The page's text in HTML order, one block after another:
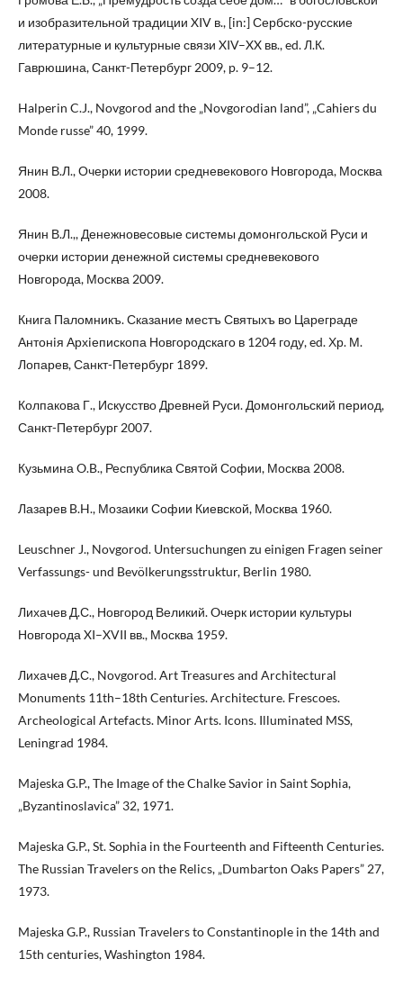
и изобразительной традиции XIV в., [in:] Сербско-русские
литературные и культурные связи XIV–XX вв., ed. Л.К.
Гаврюшина, Санкт-Петербург 2009, p. 9–12.
Halperin C.J., Novgorod and the „Novgorodian land”, „Cahiers du
Monde russe” 40, 1999.
Янин В.Л., Очерки истории средневекового Новгорода, Москва
2008.
Янин В.Л.,, Денежновесовые системы домонгольской Руси и
очерки истории денежной системы средневекового
Новгорода, Москва 2009.
Книга Паломникъ. Сказание местъ Святыхъ во Цареграде
Антонiя Архiепископа Новгородскаго в 1204 году, ed. Хр. М.
Лопарев, Санкт-Петербург 1899.
Колпакова Г., Искусство Древней Руси. Домонгольский период,
Санкт-Петербург 2007.
Кузьмина O.B., Республика Святой Софии, Москва 2008.
Лазарев B.H., Мозаики Софии Киевской, Москва 1960.
Leuschner J., Novgorod. Untersuchungen zu einigen Fragen seiner
Verfassungs- und Bevölkerungsstruktur, Berlin 1980.
Лихачев Д.С., Новгород Великий. Oчерк истории культуры
Новгорода XI–XVII вв., Москва 1959.
Лихачев Д.С., Novgorod. Art Treasures and Architectural
Monuments 11th–18th Centuries. Architecture. Frescoes.
Archeological Artefacts. Minor Arts. Icons. Illuminated MSS,
Leningrad 1984.
Majeska G.P., The Image of the Chalke Savior in Saint Sophia,
„Byzantinoslavica” 32, 1971.
Majeska G.P., St. Sophia in the Fourteenth and Fifteenth Centuries.
The Russian Travelers on the Relics, „Dumbarton Oaks Papers” 27,
1973.
Majeska G.P., Russian Travelers to Constantinople in the 14th and
15th centuries, Washington 1984.